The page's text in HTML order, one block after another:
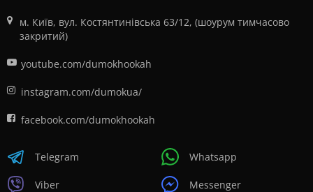
м. Київ, вул. Костянтинівська 63/12, (шоурум тимчасово
закритий)
youtube.com/dumokhookah
instagram.com/dumokua/
facebook.com/dumokhookah
Telegram
Viber
Whatsapp
Messenger